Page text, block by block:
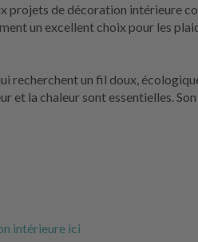
projets de décoration intérieure
un excellent choix pour les
recherchent un fil doux,
et la chaleur sont essentielles.
intérieure ici